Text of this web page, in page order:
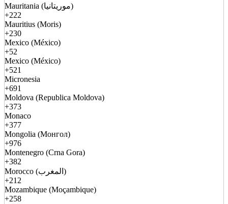
Mauritania (موريتانيا)
+222
Mauritius (Moris)
+230
Mexico (México)
+52
Mexico (México)
+521
Micronesia
+691
Moldova (Republica Moldova)
+373
Monaco
+377
Mongolia (Монгол)
+976
Montenegro (Crna Gora)
+382
Morocco (المغرب)
+212
Mozambique (Moçambique)
+258